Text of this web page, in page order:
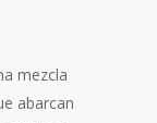
mezcla
abarcan